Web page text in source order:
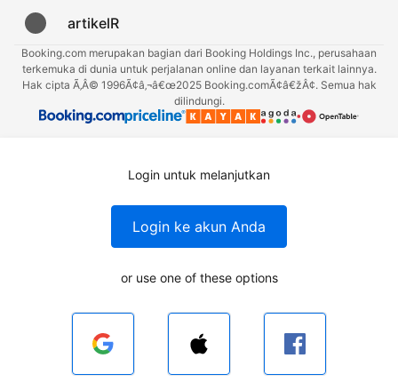
artikelR
Booking.com merupakan bagian dari Booking Holdings Inc., perusahaan
terkemuka di dunia untuk perjalanan online dan layanan terkait lainnya.
Hak cipta Ã‚Â© 1996Ã¢â‚¬â€œ2025 Booking.comÃ¢â€žÂ¢. Semua hak
dilindungi.
Login untuk melanjutkan
Login ke akun Anda
or use one of these options